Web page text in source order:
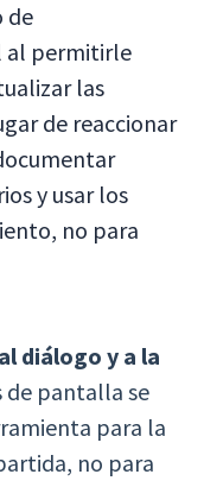
de
al permitirle
las
de reaccionar
y usar los
no para
diálogo y a la
de pantalla se
para la
no para